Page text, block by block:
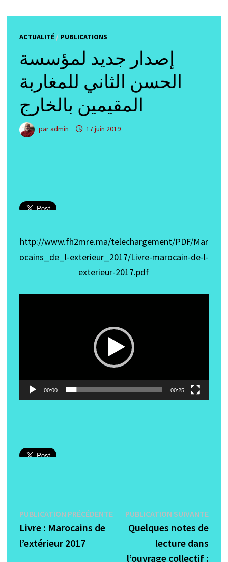
ACTUALITÉ/ PUBLICATIONS
إصدار جديد لمؤسسة
الحسن الثاني للمغاربة
المقيمين بالخارج
paradmin 17 juin 2019
http://www.fh2mre.ma/telechargement/PDF/Mar
ocains_de_l-exterieur_2017/Livre-marocain-de-l-
exterieur-2017.pdf
00:00 00:25
Navigation
de
PUBLICATION PRÉCÉDENTEPublication
précédente :
Livre : Marocains de
l’extérieur 2017
PUBLICATION SUIVANTE
Quelques notes de
lecture dans
l’ouvrage collectif :